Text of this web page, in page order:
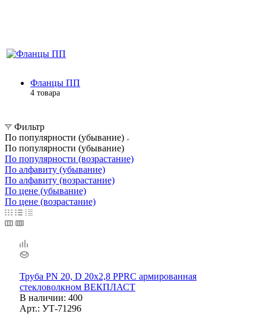
Фланцы ПП
4 товара
Фильтр
По популярности (убывание)
По популярности (убывание)
По популярности (возрастание)
По алфавиту (убывание)
По алфавиту (возрастание)
По цене (убывание)
По цене (возрастание)
Труба PN 20, D 20х2,8 PPRС армированная
стекловолкном ВЕКПЛАСТ
В наличии: 400
Арт.: УТ-71296